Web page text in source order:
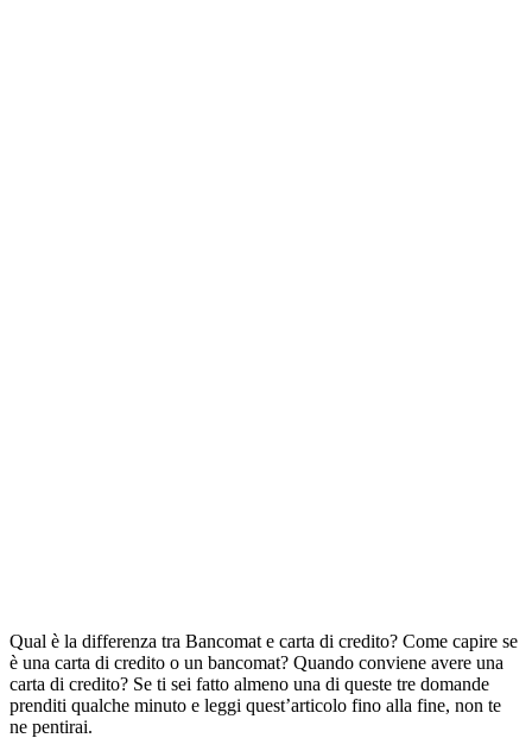
Qual è la differenza tra Bancomat e carta di credito? Come capire se
è una carta di credito o un bancomat? Quando conviene avere una
carta di credito? Se ti sei fatto almeno una di queste tre domande
prenditi qualche minuto e leggi quest’articolo fino alla fine, non te
ne pentirai.